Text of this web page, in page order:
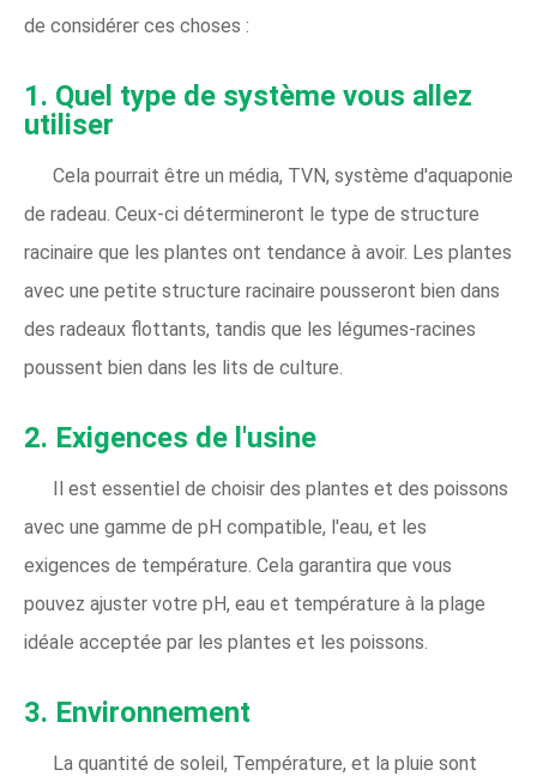
de considérer ces choses :
1. Quel type de système vous allez
utiliser
Cela pourrait être un média, TVN, système d'aquaponie
de radeau. Ceux-ci détermineront le type de structure
racinaire que les plantes ont tendance à avoir. Les plantes
avec une petite structure racinaire pousseront bien dans
des radeaux flottants, tandis que les légumes-racines
poussent bien dans les lits de culture.
2. Exigences de l'usine
Il est essentiel de choisir des plantes et des poissons
avec une gamme de pH compatible, l'eau, et les
exigences de température. Cela garantira que vous
pouvez ajuster votre pH, eau et température à la plage
idéale acceptée par les plantes et les poissons.
3. Environnement
La quantité de soleil, Température, et la pluie sont